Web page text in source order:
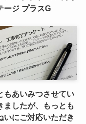
ージ プラスG
もあいみつさせてい
ましたが、もっとも
いにご対応いただき